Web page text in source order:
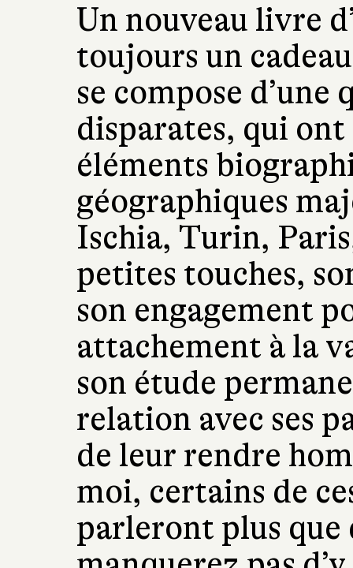
Un nouveau livre
toujours un
se compose
disparates, qui
éléments
géographiques
Ischia, Turin,
petites touches,
son engagement
attachement à la
son étude
relation avec ses
de leur rendre
moi, certains de
parleront plus que